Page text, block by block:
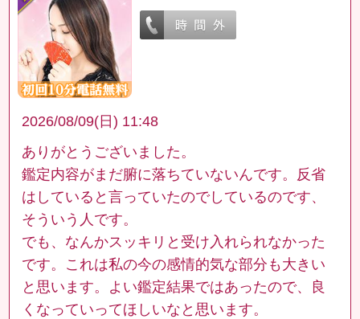
2026/08/09(日) 11:48
ありがとうございました。
鑑定内容がまだ腑に落ちていないんです。反省
はしていると言っていたのでしているのです、
そういう人です。
でも、なんかスッキリと受け入れられなかった
です。これは私の今の感情的気な部分も大きい
と思います。よい鑑定結果ではあったので、良
くなっていってほしいなと思います。